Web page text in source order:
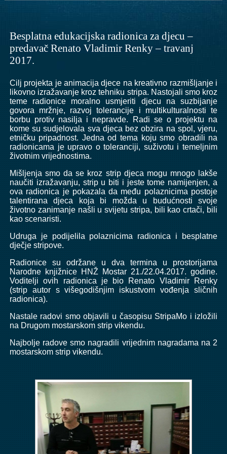
Besplatna edukacijska radionica za djecu –
predavač Renato Vladimir Renky – travanj
2017.
Cilj projekta je animacija djece na kreativno razmišljanje i
likovno izražavanje kroz tehniku stripa. Nastojali smo kroz
teme radionice moralno usmjeriti djecu na suzbijanje
govora mržnje, razvoj tolerancije i multikulturalnosti te
borbu protiv nasilja i nepravde. Radi se o projektu na
kome su sudjelovala sva djeca bez obzira na spol, vjeru,
etničku pripadnost. Jedna od tema koju smo obradili na
radionicama je upravo o toleranciji, suživotu i temeljnim
životnim vrijednostima.
Mišljenja smo da se kroz strip djeca mogu mnogo lakše
naučiti izražavanju, strip u biti i jeste tome namijenjen, a
ova radionica je pokazala da među polaznicima postoje
talentirana djeca koja bi možda u budućnosti svoje
životno zanimanje našli u svijetu stripa, bili kao crtači, bili
kao scenaristi.
Udruga je podijelila polaznicima radionica i besplatne
dječje stripove.
Radionice su održane u dva termina u prostorijama
Narodne knjižnice HNŽ Mostar 21./22.04.2017. godine.
Voditelji ovih radionica je bio Renato Vladimir Renky
(strip autor s višegodišnjim iskustvom vođenja sličnih
radionica).
Nastale radovi smo objavili u časopisu StripaMo i izložili
na Drugom mostarskom strip vikendu.
Najbolje radove smo nagradili vrijednim nagradama na 2
mostarskom strip vikendu.